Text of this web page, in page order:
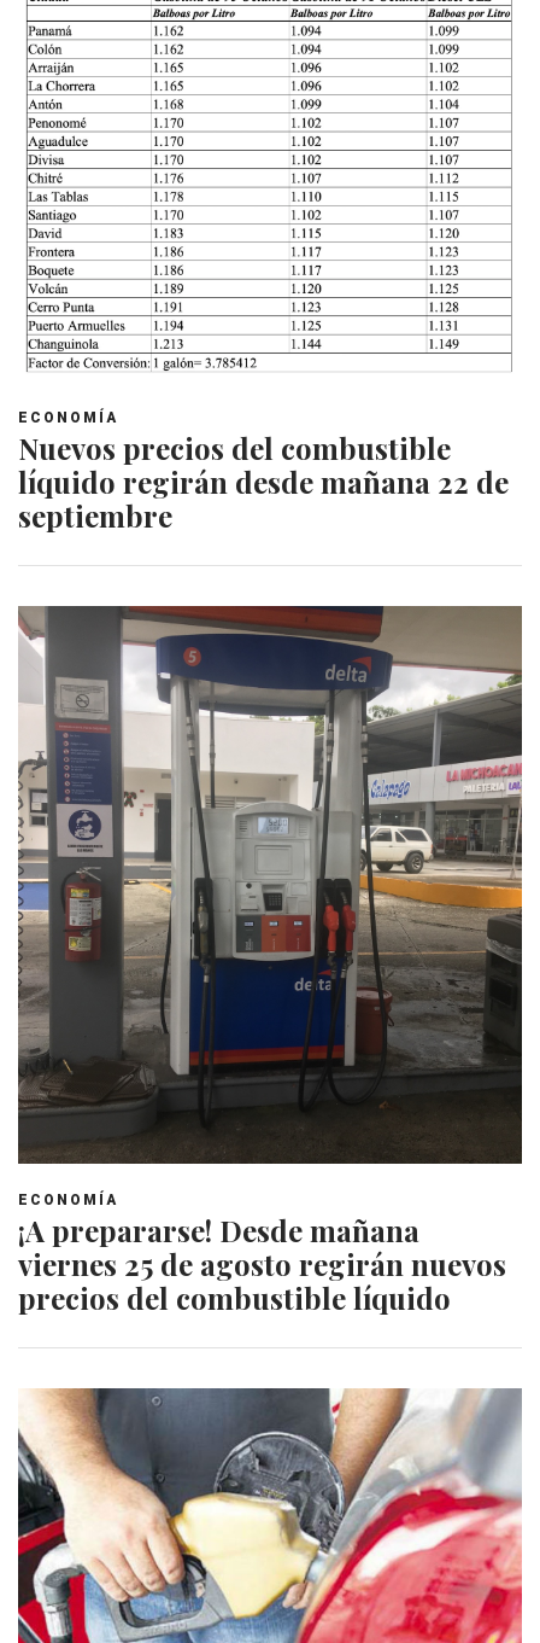
ECONOMÍA
Nuevos precios del combustible
líquido regirán desde mañana 22 de
septiembre
ECONOMÍA
¡A prepararse! Desde mañana
viernes 25 de agosto regirán nuevos
precios del combustible líquido